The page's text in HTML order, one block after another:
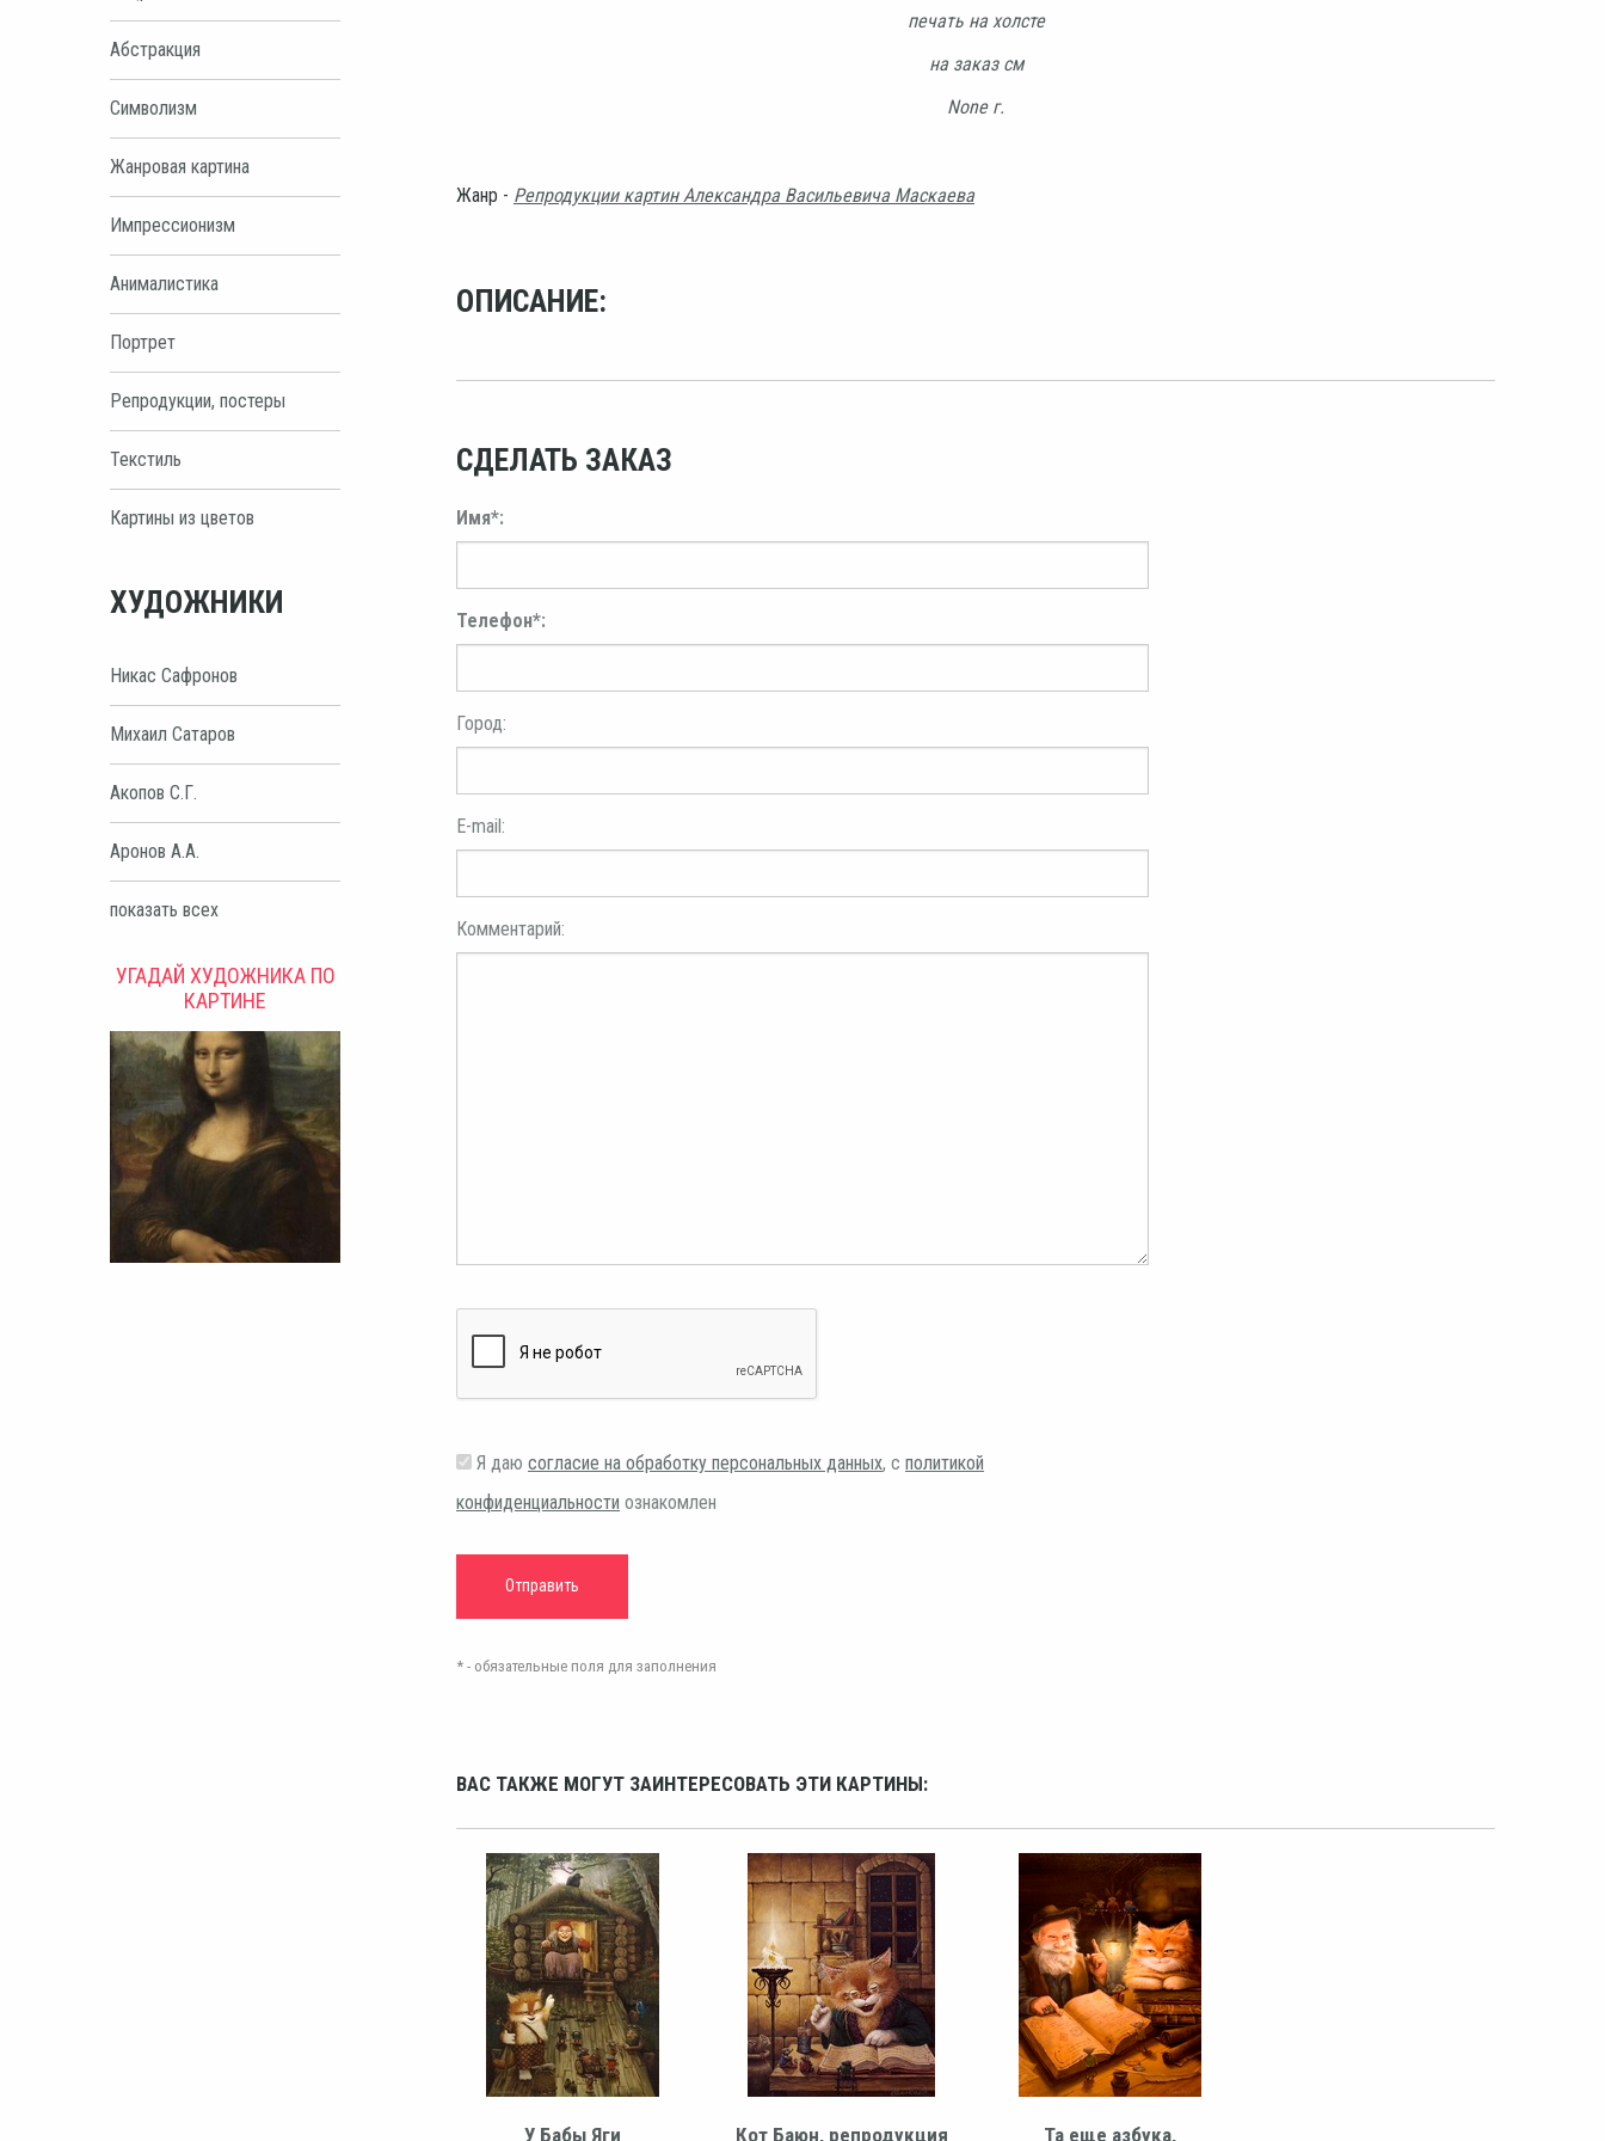
Абстракция
Символизм
Жанровая картина
Импрессионизм
Анималистика
Портрет
Репродукции, постеры
Текстиль
Картины из цветов
ХУДОЖНИКИ
Никас Сафронов
Михаил Сатаров
Акопов С.Г.
Аронов А.А.
показать всех
УГАДАЙ ХУДОЖНИКА ПО
КАРТИНЕ
печать на холсте
на заказ см
None г.
Жанр - Репродукции картин Александра Васильевича Маскаева
ОПИСАНИЕ:
СДЕЛАТЬ ЗАКАЗ
Имя*:
Телефон*:
Город:
E-mail:
Комментарий:
Я даю согласие на обработку персональных данных, с политикой
конфиденциальности ознакомлен
* - обязательные поля для заполнения
ВАС ТАКЖЕ МОГУТ ЗАИНТЕРЕСОВАТЬ ЭТИ КАРТИНЫ:
У Бабы Яги Кот Баюн, репродукция Та еще азбука,